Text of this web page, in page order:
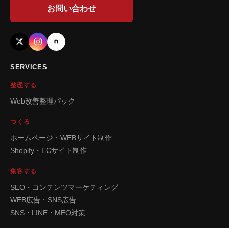
お問い合わせ
SERVICES
整理する
Web改善整理パック
つくる
ホームページ・WEBサイト制作
Shopify・ECサイト制作
集客する
SEO・コンテンツマーケティング
WEB広告・SNS広告
SNS・LINE・MEO対策